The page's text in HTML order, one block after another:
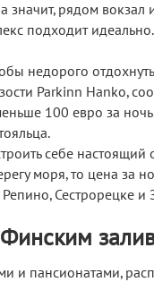
значит, рядом
подходит идеально.
недорого
Parkinn Hanko,
100 евро за
себе
моря, то цена за
Сестрорецке и
и пансионатами,